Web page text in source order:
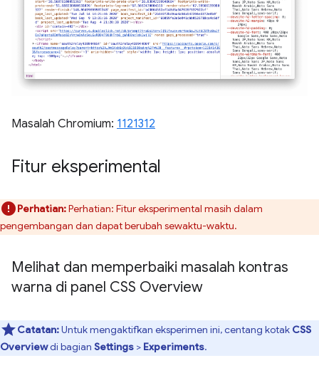
Masalah Chromium: 1121312
Fitur eksperimental
Perhatian:Perhatian: Fitur eksperimental masih dalam
pengembangan dan dapat berubah sewaktu-waktu.
Melihat dan memperbaiki masalah kontras
warna di panel CSS Overview
Catatan:Untuk mengaktifkan eksperimen ini, centang kotak CSS
Overviewdi bagian Settings > Experiments.